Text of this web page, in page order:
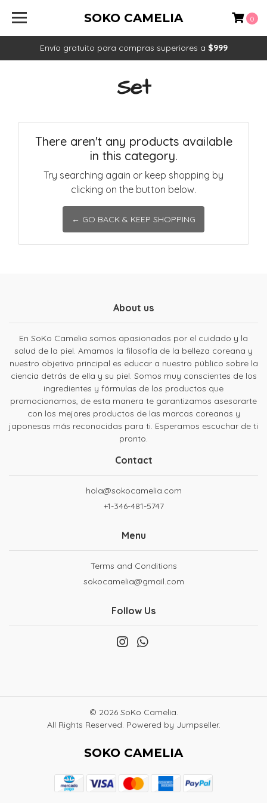
Envío gratuito para compras superiores a $999
SOKO CAMELIA 0
Set
There aren't any products available
in this category.
Try searching again or keep shopping by
clicking on the button below.
← GO BACK & KEEP SHOPPING
About us
En SoKo Camelia somos apasionados por el cuidado y la
salud de la piel. Amamos la filosofía de la belleza coreana y
nuestro objetivo principal es educar a nuestro público sobre la
ciencia detrás de ella y su piel. Somos muy conscientes de los
ingredientes y fórmulas de los productos que
promocionamos, de esta manera te garantizamos asesorarte
con los mejores productos de las marcas coreanas y
japonesas más reconocidas para ti. Esperamos escuchar de ti
pronto.
Contact
hola@sokocamelia.com
+1-346-481-5747
Menu
Terms and Conditions
sokocamelia@gmail.com
Follow Us
© 2026 SoKo Camelia.
All Rights Reserved. Powered by Jumpseller.
SOKO CAMELIA